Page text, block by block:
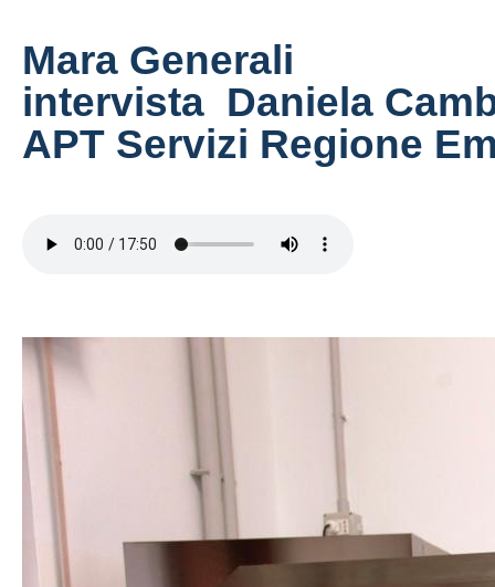
Mara Generali
intervista Daniela
APT Servizi Regione